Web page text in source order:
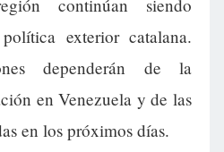
continúan siendo
exterior catalana.
dependerán de la
en Venezuela y de las
en los próximos días.